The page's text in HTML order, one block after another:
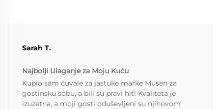
Sarah T.
Najbolji Ulaganje za Moju Kuću
Kupio sam čuvale za jastuke marke Musen za
gostinsku sobu, a bili su pravi hit! Kvaliteta je
izuzetna, a moji gosti oduševljeni su njihovom